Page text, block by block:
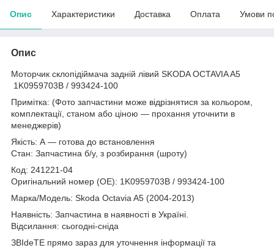
Опис Характеристики Доставка Оплата Умови
Опис
Моторчик склопідіймача задній лівий SKODA OCTAVIA A5
1K0959703B / 993424-100
Примітка: (Фото запчастини може відрізнятися за кольором,
комплектації, станом або ціною — прохання уточнити в
менеджерів)
Якість: А — готова до встановлення
Стан: Запчастина б/у, з розбирання (шроту)
Код: 241221-04
Оригінальний номер (ОЕ): 1K0959703B / 993424-100
Марка/Модель: Skoda Octavia A5 (2004-2013)
Наявність: Запчастина в наявності в Україні.
Відсилання: сьогодні-сніда
ЗВІdeТЕ прямо зараз для уточнення інформації та